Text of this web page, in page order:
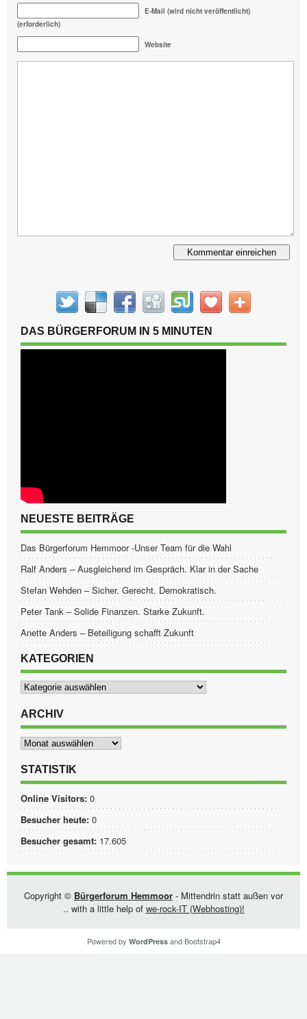
E-Mail (wird nicht veröffentlicht)
(erforderlich)
Website
DAS BÜRGERFORUM IN 5 MINUTEN
NEUESTE BEITRÄGE
Das Bürgerforum Hemmoor -Unser Team für die Wahl
Ralf Anders – Ausgleichend im Gespräch. Klar in der Sache
Stefan Wehden – Sicher. Gerecht. Demokratisch.
Peter Tank – Solide Finanzen. Starke Zukunft.
Anette Anders – Beteiligung schafft Zukunft
KATEGORIEN
Kategorien
ARCHIV
Archiv
STATISTIK
Online Visitors: 0
Besucher heute: 0
Besucher gesamt: 17.605
Copyright © Bürgerforum Hemmoor - Mittendrin statt außen vor
.. with a little help of we-rock-IT (Webhosting)!
Powered by WordPressand Bootstrap4